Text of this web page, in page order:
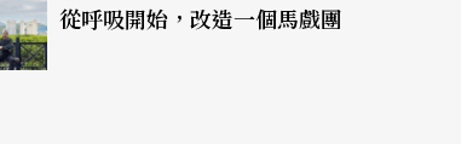
從呼吸開始，改造一個馬戲團